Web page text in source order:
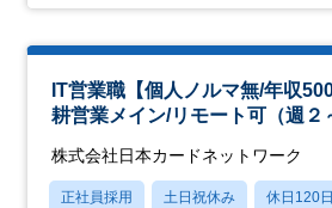
IT営業職【個人ノルマ無/年収
耕営業メイン/リモート可（週２
株式会社日本カードネットワーク
正社員採用 土日祝休み 休日120